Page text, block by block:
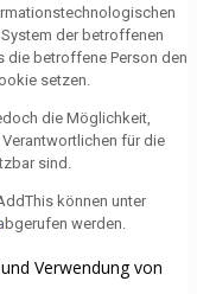
der betroffenen
die betroffene Person den
setzen.
die Möglichkeit,
für die
sind.
können unter
werden.
Verwendung von